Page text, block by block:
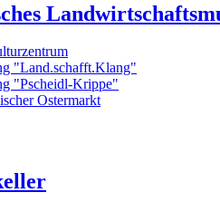
"Land.schafft.Klang"
"Pscheidl-Krippe"
Ostermarkt